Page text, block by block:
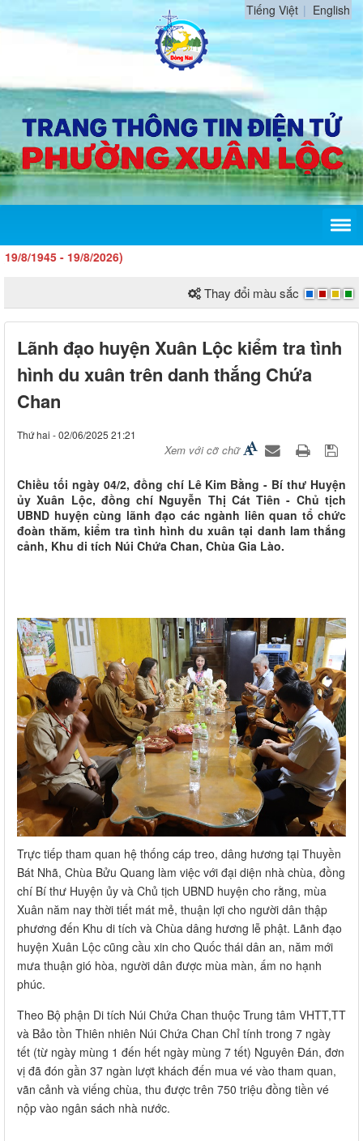
Tiếng Việt English
1945 - 19/8/2026)
Thay đổi màu sắc
Lãnh đạo huyện Xuân Lộc kiểm tra tình
hình du xuân trên danh thắng Chứa
Chan
Thứ hai - 02/06/2025 21:21
Xem với cỡ chữ
Chiều tối ngày 04/2, đồng chí Lê Kim Bằng - Bí thư Huyện
ủy Xuân Lộc, đồng chí Nguyễn Thị Cát Tiên - Chủ tịch
UBND huyện cùng lãnh đạo các ngành liên quan tổ chức
đoàn thăm, kiểm tra tình hình du xuân tại danh lam thắng
cảnh, Khu di tích Núi Chứa Chan, Chùa Gia Lào.
Trực tiếp tham quan hệ thống cáp treo, dâng hương tại Thuyền
Bát Nhã, Chùa Bửu Quang làm việc với đại diện nhà chùa, đồng
chí Bí thư Huyện ủy và Chủ tịch UBND huyện cho rằng, mùa
Xuân năm nay thời tiết mát mẻ, thuận lợi cho người dân thập
phương đến Khu di tích và Chùa dâng hương lễ phật. Lãnh đạo
huyện Xuân Lộc cũng cầu xin cho Quốc thái dân an, năm mới
mưa thuận gió hòa, người dân được mùa màn, ấm no hạnh
phúc.
Theo Bộ phận Di tích Núi Chứa Chan thuộc Trung tâm VHTT,TT
và Bảo tồn Thiên nhiên Núi Chứa Chan Chỉ tính trong 7 ngày
tết (từ ngày mùng 1 đến hết ngày mùng 7 tết) Nguyên Đán, đơn
vị đã đón gần 37 ngàn lượt khách đến mua vé vào tham quan,
vãn cảnh và viếng chùa, thu được trên 750 triệu đồng tiền vé
nộp vào ngân sách nhà nước.